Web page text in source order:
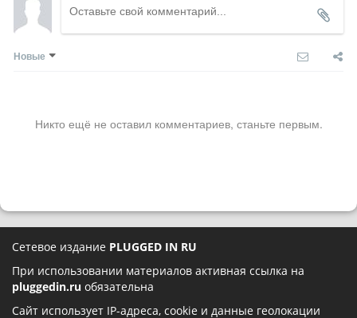
Новые
Никто ещё не оставил комментариев, станьте первым.
Сетевое издание PLUGGED IN RU
При использовании материалов активная ссылка на
pluggedin.ru обязательна
Сайт использует IP-адреса, cookie и данные геолокации